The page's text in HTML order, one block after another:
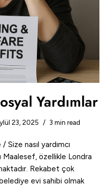
Yardımlar
23, 2025 3 min read
Size nasıl yardımcı
Maalesef, özellikle Londra
Rekabet çok
evi sahibi olmak